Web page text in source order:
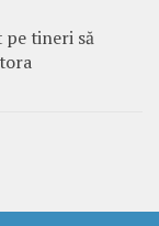
pe tineri să